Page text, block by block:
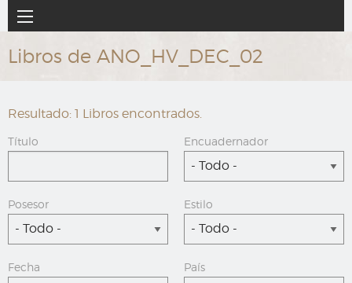
al
contenido
principal
Navegación
principal
Libros de ANO_HV_DEC_02
Resultado: 1 Libros encontrados.
Título Encuadernador
- Todo -
Posesor
- Todo -
Estilo
- Todo -
Fecha País